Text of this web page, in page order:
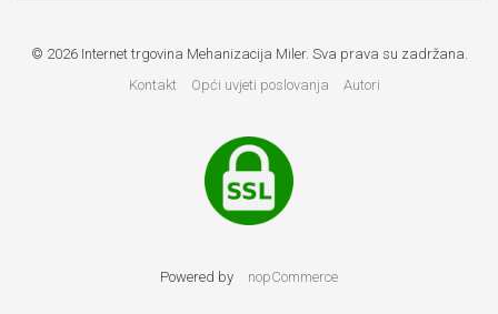
© 2026 Internet trgovina Mehanizacija Miler. Sva prava su zadržana.
Kontakt
Opći uvjeti poslovanja Autori
Powered by nopCommerce